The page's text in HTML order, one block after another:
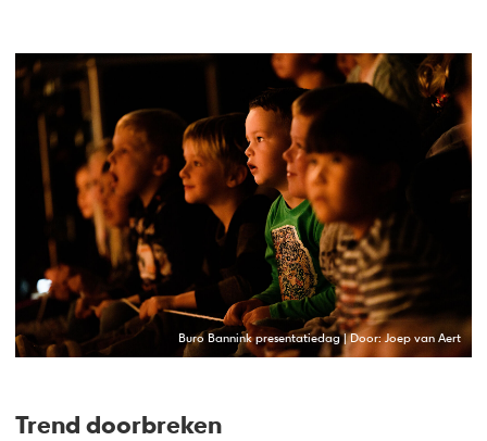
Buro Bannink presentatiedag | Door: Joep van Aert
Trend doorbreken